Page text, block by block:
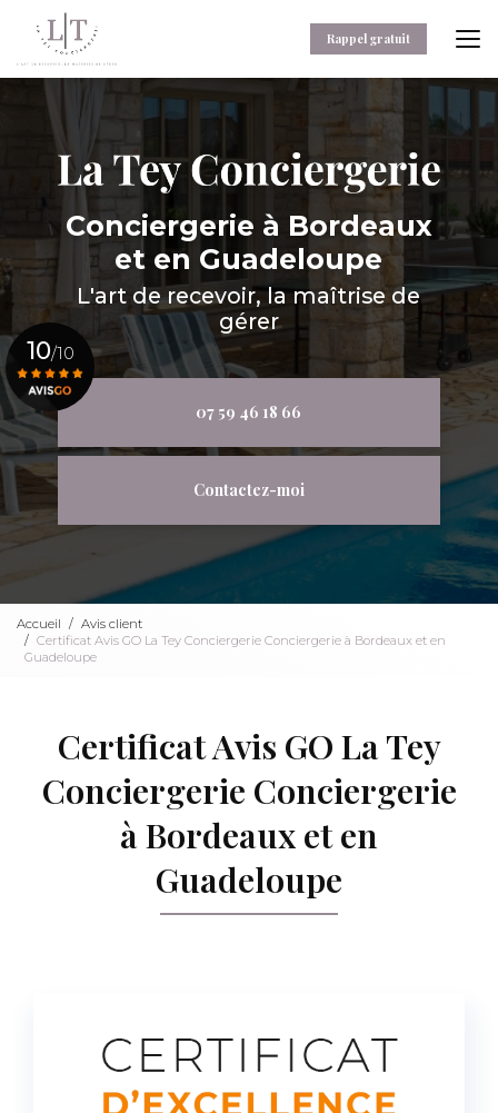
contenu
principal
Rappel gratuit
Conciergerie à Bordeaux
et en Guadeloupe
L'art de recevoir, la maîtrise de
gérer
07 59 46 18 66
Contactez-moi
10/10
Voir le certificat
Accueil
Avis client
Certificat Avis GO La Tey Conciergerie Conciergerie à Bordeaux et en
Guadeloupe
Certificat Avis GO La Tey
Conciergerie Conciergerie
à Bordeaux et en
Guadeloupe